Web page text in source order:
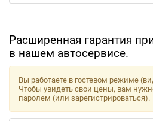
Расширенная гарантия
в нашем автосервисе.
Вы работаете в гостевом режиме
Чтобы увидеть свои цены, вам
паролем (или зарегистрироваться).